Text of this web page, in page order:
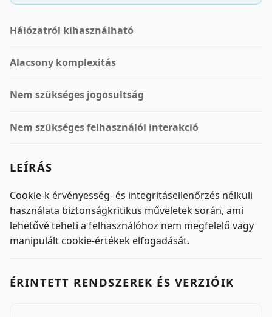
Hálózatról kihasználható
Alacsony komplexitás
Nem szükséges jogosultság
Nem szükséges felhasználói interakció
LEÍRÁS
Cookie-k érvényesség- és integritásellenőrzés nélküli
használata biztonságkritikus műveletek során, ami
lehetővé teheti a felhasználóhoz nem megfelelő vagy
manipulált cookie-értékek elfogadását.
ÉRINTETT RENDSZEREK ÉS VERZIÓIK